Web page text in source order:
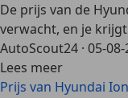
De prijs van de
verwacht, en je
AutoScout24 · 05-
Lees meer
Prijs van Hyundai